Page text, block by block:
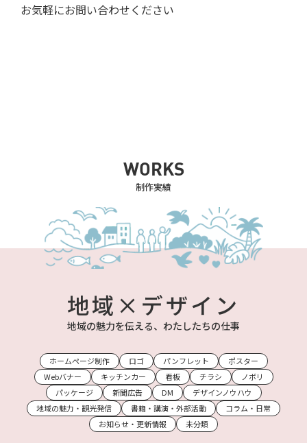
お気軽にお問い合わせください
WORKS
制作実績
地域×デザイン
地域の魅力を伝える、わたしたちの仕事
ホームページ制作 ロゴ パンフレット
ポスター
Webバナー
キッチンカー 看板 チラシ
ノボリ
パッケージ
新聞広告 DM
デザインノウハウ
地域の魅力・観光発信
書籍・講演・外部活動
コラム・日常
お知らせ・更新情報
未分類